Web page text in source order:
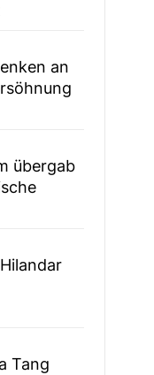
an
übergab
Tang